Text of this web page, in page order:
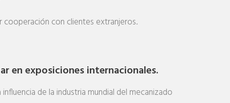
cooperación con clientes extranjeros.
en exposiciones internacionales.
de la industria mundial del mecanizado